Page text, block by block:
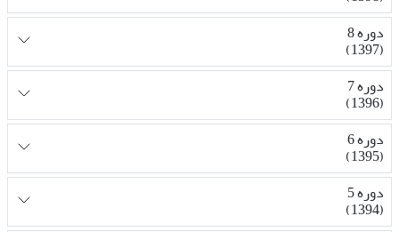
دوره 8
(1397)
دوره 7
(1396)
دوره 6
(1395)
دوره 5
(1394)